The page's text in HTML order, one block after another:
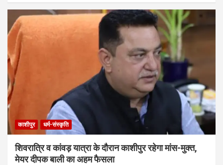
काशीपुर धर्म-संस्कृति
शिवरात्रि व कांवड़ यात्रा के दौरान काशीपुर रहेगा मांस-मुक्त,
मेयर दीपक बाली का अहम फैसला